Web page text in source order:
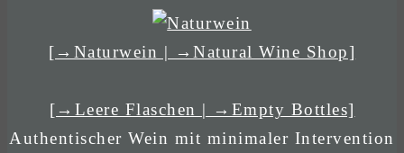
[→Naturwein | →Natural Wine Shop]
[→Leere Flaschen | →Empty Bottles]
Authentischer Wein mit minimaler Intervention